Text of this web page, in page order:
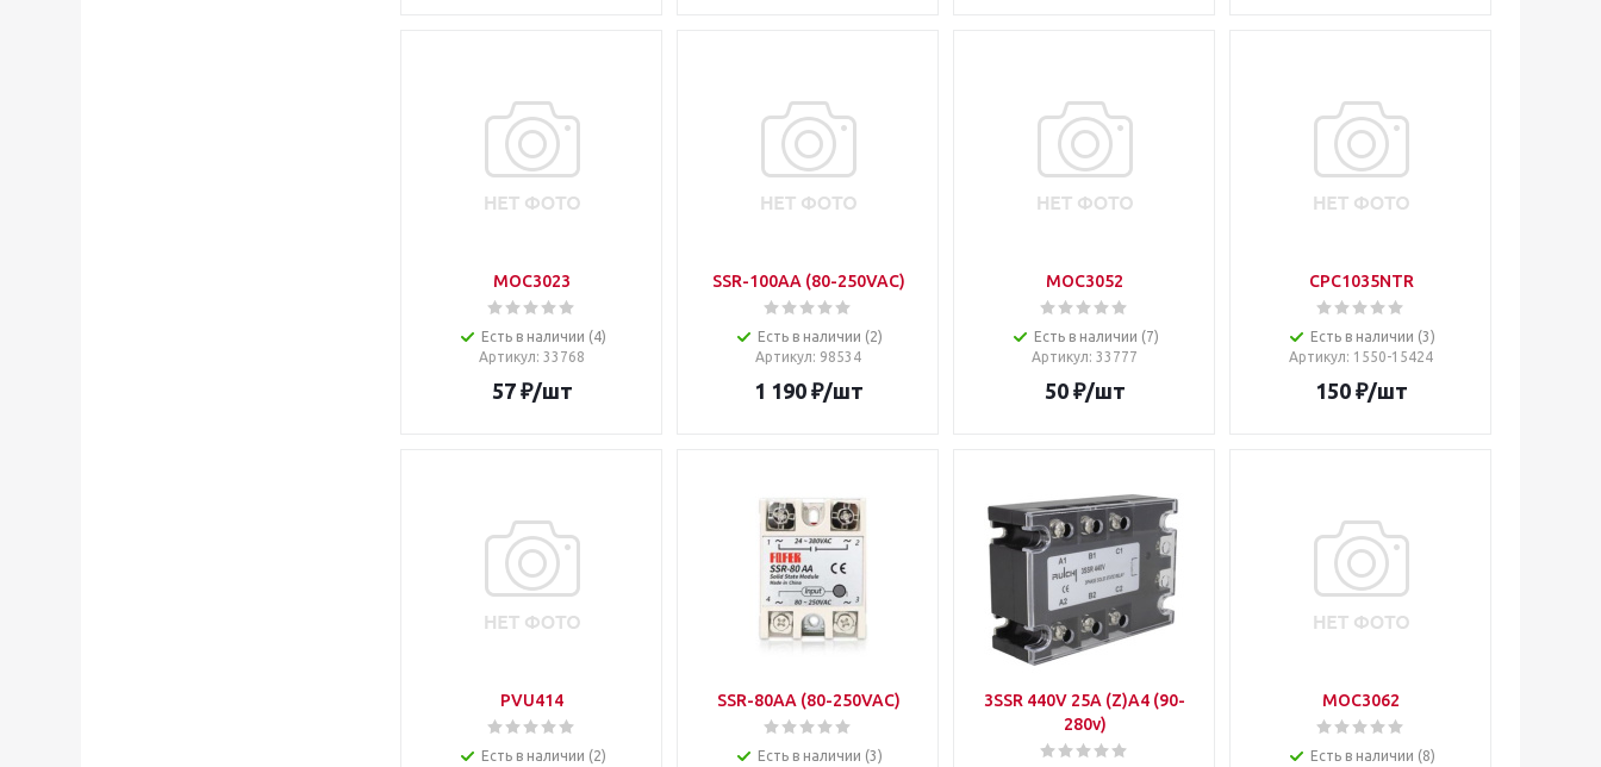
MOC3023
Есть в наличии (4)
Артикул: 33768
57₽/шт
SSR-100AA (80-250VAC)
Есть в наличии (2)
Артикул: 98534
1 190₽/шт
MOC3052
Есть в наличии (7)
Артикул: 33777
50₽/шт
CPC1035NTR
Есть в наличии (3)
Артикул: 1550-15424
150₽/шт
PVU414
Есть в наличии (2)
SSR-80AA (80-250VAC)
Есть в наличии (3)
3SSR 440V 25A (Z)A4 (90-
280v)
MOC3062
Есть в наличии (8)